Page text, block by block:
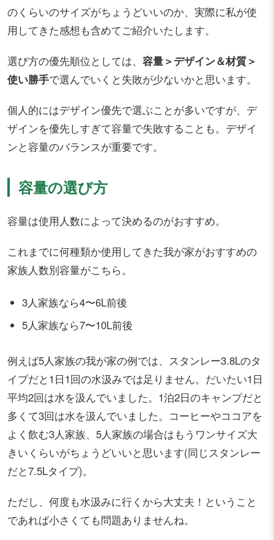
のくらいのサイズがちょうどいいのか、実際に私が使
用してきた感想も含めてご紹介いたします。
選び方の優先順位としては、 容量＞デザイン＆材質＞
使い勝手で選んでいくと失敗が少ないかと思います。
個人的にはデザイン優先で選ぶことが多いですが、デ
ザインを優先しすぎて容量で失敗することも。デザイ
ンと容量のバランスが重要です。
容量の選び方
容量は使用人数によって決めるのがおすすめ。
これまでに何種類か使用してきた我が家がおすすめの
家族人数別容量がこちら。
3人家族なら4〜6L前後
5人家族なら7〜10L前後
例えば5人家族の我が家の例では、スタンレー3.8Lのタ
イプだと1日1回の水汲みでは足りません。だいたい1日
平均2回は水を汲んでいました。1泊2日のキャンプだと
多くて3回は水を汲んでいました。コーヒーやココアを
よく飲む3人家族、5人家族の場合はもうワンサイズ大
きいくらいがちょうどいいと思います(同じスタンレー
だと7.5Lタイプ)。
ただし、何度も水汲みに行くから大丈夫！ということ
であれば小さくても問題ありませんね。